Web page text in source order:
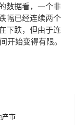
据看，一个非
幅已经连续两个
下跌，但由于连
开始变得有限。
产市